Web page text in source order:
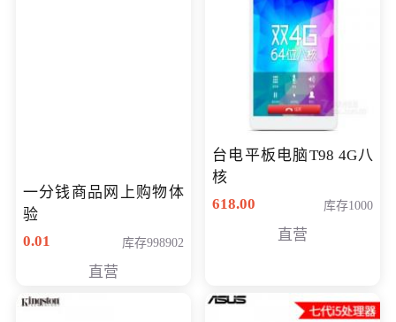
一分钱商品网上购物体
验
0.01
库存998902
直营
台电平板电脑T98 4G八
核
618.00
库存1000
直营